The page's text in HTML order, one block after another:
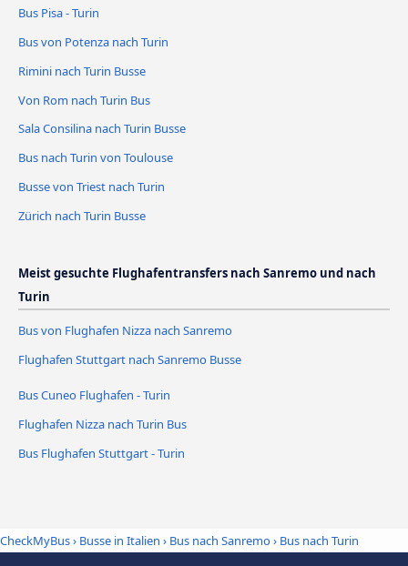
Bus Pisa - Turin
Bus von Potenza nach Turin
Rimini nach Turin Busse
Von Rom nach Turin Bus
Sala Consilina nach Turin Busse
Bus nach Turin von Toulouse
Busse von Triest nach Turin
Zürich nach Turin Busse
Meist gesuchte Flughafentransfers nach Sanremo und nach
Turin
Bus von Flughafen Nizza nach Sanremo
Flughafen Stuttgart nach Sanremo Busse
Bus Cuneo Flughafen - Turin
Flughafen Nizza nach Turin Bus
Bus Flughafen Stuttgart - Turin
CheckMyBus› Busse in Italien › Bus nach Sanremo› Bus nach Turin